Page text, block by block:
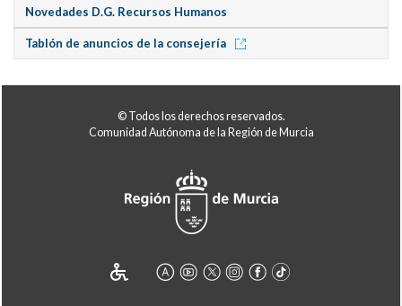
Novedades D.G. Recursos Humanos
Tablón de anuncios de la consejería
© Todos los derechos reservados.
Comunidad Autónoma de la Región de Murcia